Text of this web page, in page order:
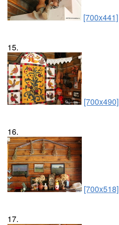
[700x441]
15.
[700x490]
16.
[700x518]
17.